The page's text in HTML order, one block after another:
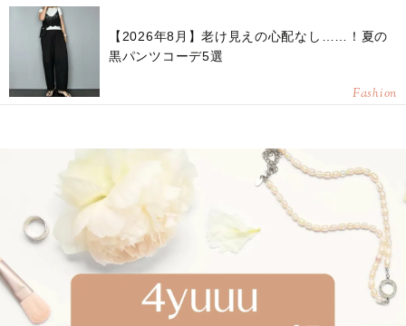
【2026年8月】老け見えの心配なし……！夏の
黒パンツコーデ5選
Fashion